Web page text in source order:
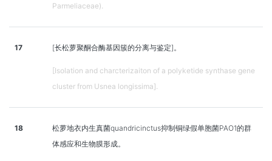
Parmeliaceae).
17 [长松萝聚酮合酶基因簇的分离与鉴定]。
[Isolation and charcterizaiton of a polyketide synthase gene
cluster from Usnea longissima].
18
松萝地衣内生真菌quandricinctus抑制铜绿假单胞菌PAO1的群
体感应和生物膜形成。